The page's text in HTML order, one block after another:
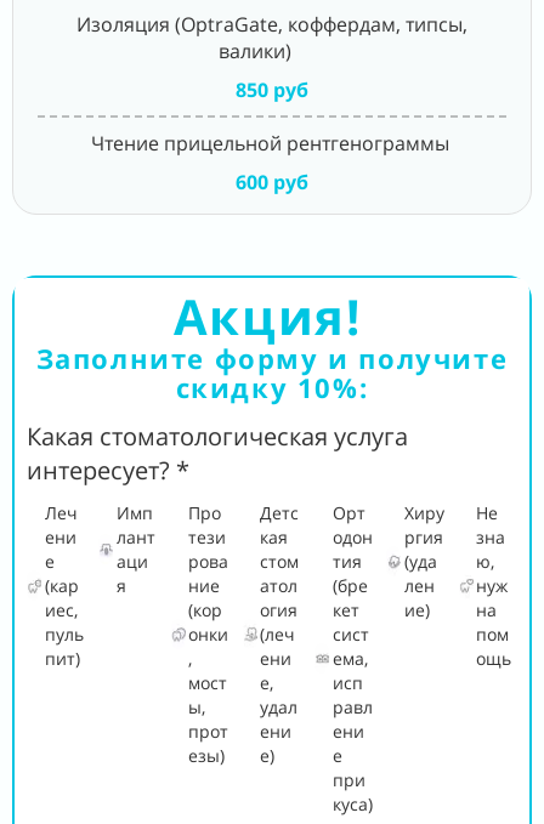
Изоляция (OptraGate, коффердам, типсы,
валики)
850 руб
Чтение прицельной рентгенограммы
600 руб
Акция!
Заполните форму и получите
скидку 10%:
Какая стоматологическая услуга
интересует? *
Леч
ени
е
(кар
иес,
пуль
пит)
Имп
лант
аци
я
Про
тези
рова
ние
(кор
онки
,
мост
ы,
прот
езы)
Детс
кая
стом
атол
огия
(леч
ени
е,
удал
ени
е)
Орт
одон
тия
(бре
кет
сист
ема,
исп
равл
ени
е
при
куса)
Хиру
ргия
(уда
лен
ие)
Не
зна
ю,
нуж
на
пом
ощь